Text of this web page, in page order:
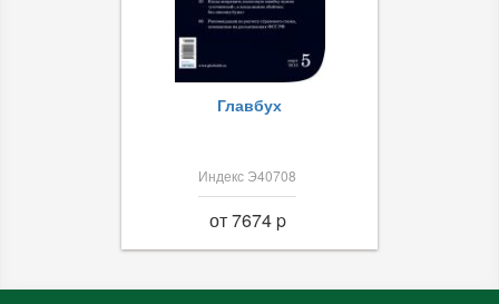
Главбух
Индекс Э40708
от 7674 p